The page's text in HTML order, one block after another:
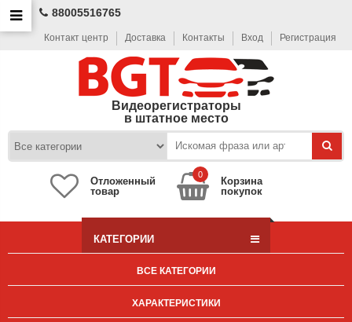
88005516765
Контакт центр Доставка Контакты Вход Регистрация
Видеорегистраторы
в штатное место
Отложенный
товар
0
Корзина
покупок
КАТЕГОРИИ
ВСЕ КАТЕГОРИИ
ХАРАКТЕРИСТИКИ